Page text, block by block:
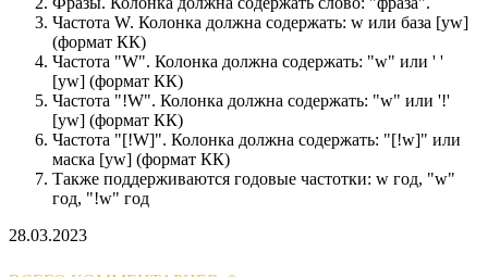
Частота W. Колонка должна содержать: w или база [yw]
(формат КК)
Частота "W". Колонка должна содержать: "w" или ' '
[yw] (формат КК)
Частота "!W". Колонка должна содержать: "w" или '!'
[yw] (формат КК)
Частота "[!W]". Колонка должна содержать: "[!w]" или
маска [yw] (формат КК)
Также поддерживаются годовые частотки: w год, "w"
год, "!w" год
28.03.2023